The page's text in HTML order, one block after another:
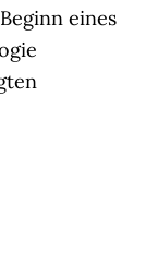
eines